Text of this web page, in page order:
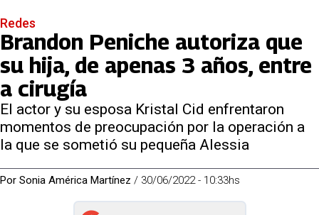
Redes
Brandon Peniche autoriza que
su hija, de apenas 3 años, entre
a cirugía
El actor y su esposa Kristal Cid enfrentaron
momentos de preocupación por la operación a
la que se sometió su pequeña Alessia
Por Sonia América Martínez / 30/06/2022 - 10:33hs